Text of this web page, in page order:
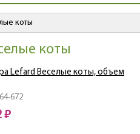
коты
коты
672
Lefard Веселые коты, объем
₽